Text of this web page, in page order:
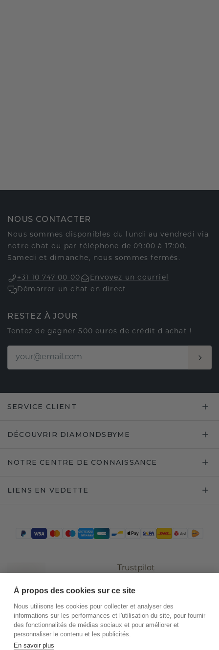
NOUS CONTACTER
Nous sommes disponibles du lundi au vendredi via
notre chat ou par téléphone de 09:00 à 17:00.
Samedi et dimanche, nous sommes fermés.
+31 10 747 00 00
Envoyez un courriel
Démarrer un chat en direct
RESTEZ À JOUR
Tentez de gagner 500 euros de crédit d'achat !
SERVICE CLIENT
DÉCOUVRIR DIAMONDSBYME
NOTRE CENTRE DE CONNAISSANCE
LIENS EN VEDETTE
Trustpilot
À propos des cookies sur ce site
Nous utilisons les cookies pour collecter et analyser des
informations sur les performances et l'utilisation du site, pour fournir
des fonctionnalités de médias sociaux et pour améliorer et
personnaliser le contenu et les publicités.
En savoir plus